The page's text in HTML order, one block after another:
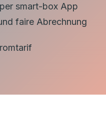
smart-box App
faire Abrechnung